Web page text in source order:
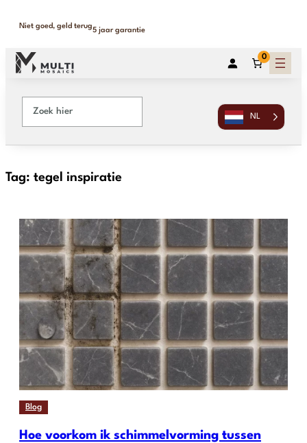
Niet goed, geld terug
5 jaar garantie
0
NL
Tag: tegel inspiratie
Blog
Hoe voorkom ik schimmelvorming tussen